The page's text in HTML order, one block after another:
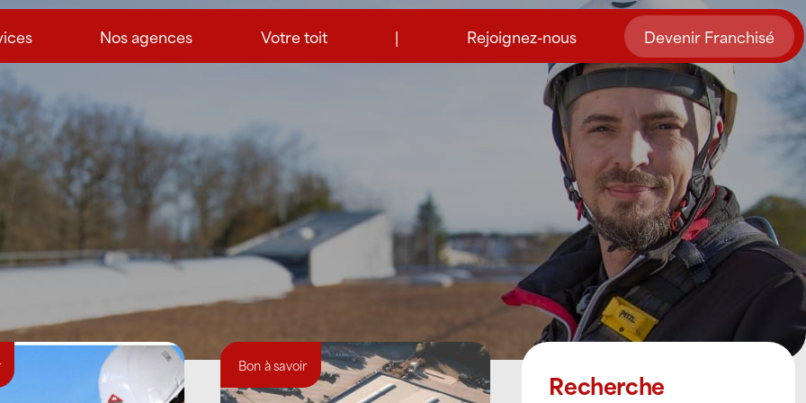
Nos agences Votre toit | Rejoignez-nous Devenir Franchisé
Bon à savoir
Recherche